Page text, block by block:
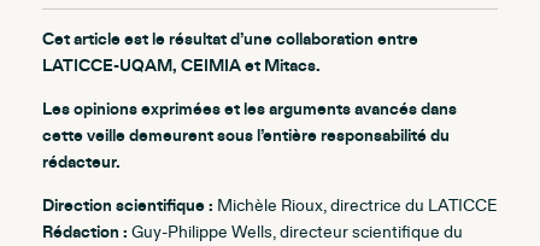
Cet article est le résultat d’une collaboration entre
LATICCE-UQAM, CEIMIA et Mitacs.
Les opinions exprimées et les arguments avancés dans
cette veille demeurent sous l’entière responsabilité du
rédacteur.
Direction scientifique : Michèle Rioux, directrice du LATICCE
Rédaction : Guy-Philippe Wells, directeur scientifique du